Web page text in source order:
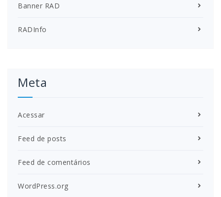
Banner RAD
RADInfo
Meta
Acessar
Feed de posts
Feed de comentários
WordPress.org